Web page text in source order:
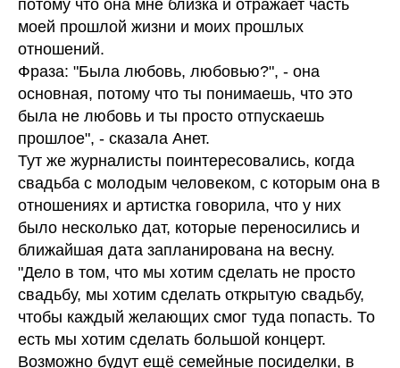
потому что она мне близка и отражает часть
моей прошлой жизни и моих прошлых
отношений.
Фраза: "Была любовь, любовью?", - она
основная, потому что ты понимаешь, что это
была не любовь и ты просто отпускаешь
прошлое", - сказала Анет.
Тут же журналисты поинтересовались, когда
свадьба с молодым человеком, с которым она в
отношениях и артистка говорила, что у них
было несколько дат, которые переносились и
ближайшая дата запланирована на весну.
"Дело в том, что мы хотим сделать не просто
свадьбу, мы хотим сделать открытую свадьбу,
чтобы каждый желающих смог туда попасть. То
есть мы хотим сделать большой концерт.
Возможно будут ещё семейные посиделки, в